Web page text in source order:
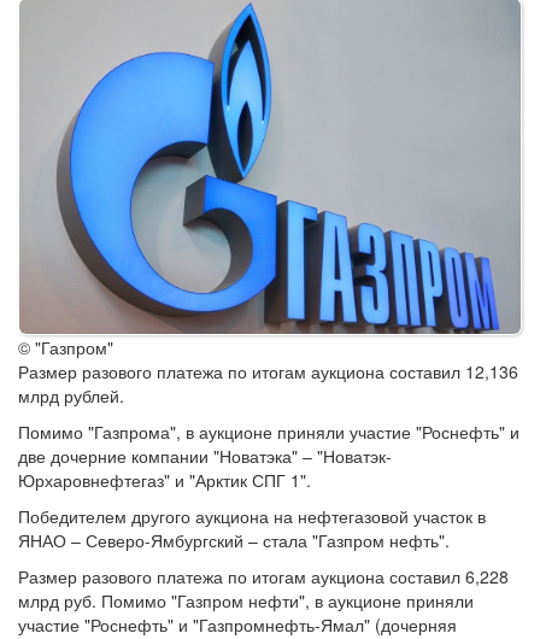
© "Газпром"
Размер разового платежа по итогам аукциона составил 12,136
млрд рублей.
Помимо "Газпрома", в аукционе приняли участие "Роснефть" и
две дочерние компании "Новатэка" – "Новатэк-
Юрхаровнефтегаз" и "Арктик СПГ 1".
Победителем другого аукциона на нефтегазовой участок в
ЯНАО – Северо-Ямбургский – стала "Газпром нефть".
Размер разового платежа по итогам аукциона составил 6,228
млрд руб. Помимо "Газпром нефти", в аукционе приняли
участие "Роснефть" и "Газпромнефть-Ямал" (дочерняя